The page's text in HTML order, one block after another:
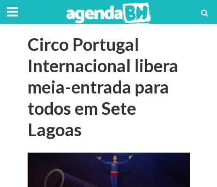
Circo Portugal
Internacional libera
meia-entrada para
todos em Sete
Lagoas